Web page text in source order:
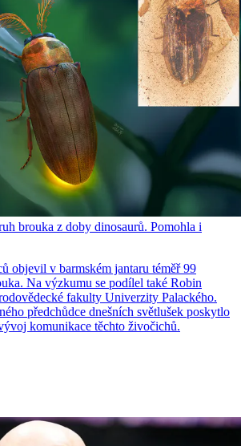
brouka z doby dinosaurů. Pomohla i
objevil v barmském jantaru téměř 99
Na výzkumu se podílel také Robin
fakulty Univerzity Palackého.
předchůdce dnešních světlušek poskytlo
komunikace těchto živočichů.